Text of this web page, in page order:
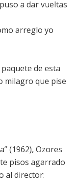
a dar vueltas
arreglo yo
de esta
milagro que pise
(1962), Ozores
pisos agarrado
al director: